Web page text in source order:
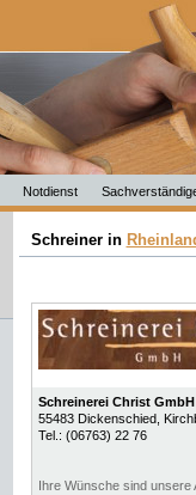
Notdienst
Schreiner in
Schreinerei Christ GmbH
55483 Dickenschied,
Tel.: (06763) 22 76
Ihre Wünsche sind unsere